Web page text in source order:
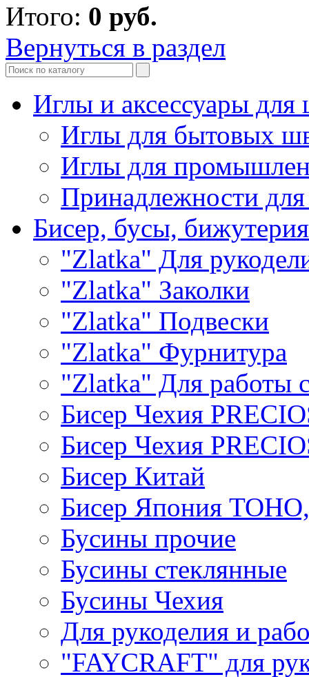
Итого: 0 руб.
Вернуться в раздел
Иглы и аксессуары
Иглы для бытовых
Иглы для
Принадлежности
Бисер, бусы, бижутерия
"Zlatka" Для
"Zlatka" Заколки
"Zlatka" Подвески
"Zlatka" Фурнитура
"Zlatka" Для работы
Бисер Чехия
Бисер Чехия
Бисер Китай
Бисер Япония
Бусины прочие
Бусины стеклянные
Бусины Чехия
Для рукоделия и
"FAYCRAFT" для